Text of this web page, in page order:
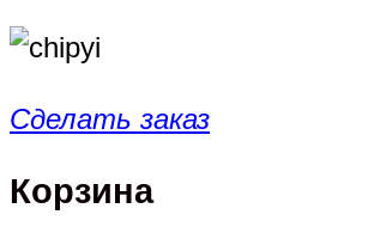
Сделать заказ
Корзина